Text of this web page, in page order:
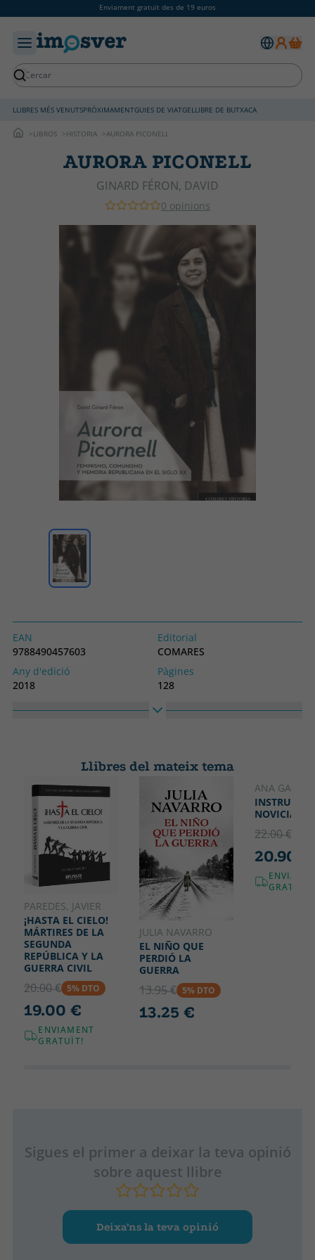
Enviament gratuït des de 19 euros
LLIBRES MÉS VENUTSPRÒXIMAMENTGUIES DE VIATGELLIBRE DE BUTXACA
LIBROS HISTORIA AURORA PICONELL
AURORA PICONELL
GINARD FÉRON, DAVID
0 opinions
EAN
9788490457603
Editorial
COMARES
Any d'edició
2018
Pàgines
128
Idioma
Llibres del mateix tema
PAREDES, JAVIER
¡HASTA EL CIELO!
MÁRTIRES DE LA
SEGUNDA
REPÚBLICA Y LA
GUERRA CIVIL
20.00 € 5% DTO
19.00 €
ENVIAMENT
GRATUÏT!
JULIA NAVARRO
EL NIÑO QUE
PERDIÓ LA
GUERRA
13.95 € 5% DTO
13.25 €
ANA
NOVICIAS
22.00 €
20.90 €
GRATUÏT!
Sigues el primer a deixar la teva opinió
sobre aquest llibre
Deixa’ns la teva opinió